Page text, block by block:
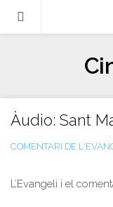
Llibres
Escrits-articles
Notícies
Àudio: Sant
COMENTARI DE
L’Evangeli i el